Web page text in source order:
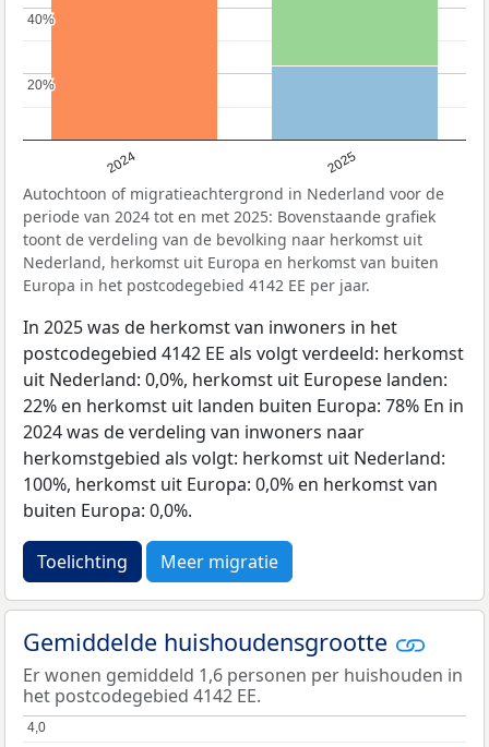
2024 2025
20%
20%
40%
40%
Autochtoon of migratieachtergrond in Nederland voor de
periode van 2024 tot en met 2025: Bovenstaande grafiek
toont de verdeling van de bevolking naar herkomst uit
Nederland, herkomst uit Europa en herkomst van buiten
Europa in het postcodegebied 4142 EE per jaar.
In 2025 was de herkomst van inwoners in het
postcodegebied 4142 EE als volgt verdeeld: herkomst
uit Nederland: 0,0%, herkomst uit Europese landen:
22% en herkomst uit landen buiten Europa: 78% En in
2024 was de verdeling van inwoners naar
herkomstgebied als volgt: herkomst uit Nederland:
100%, herkomst uit Europa: 0,0% en herkomst van
buiten Europa: 0,0%.
Toelichting Meer migratie
Gemiddelde huishoudensgrootte
Er wonen gemiddeld 1,6 personen per huishouden in
het postcodegebied 4142 EE.
4,0
4,0